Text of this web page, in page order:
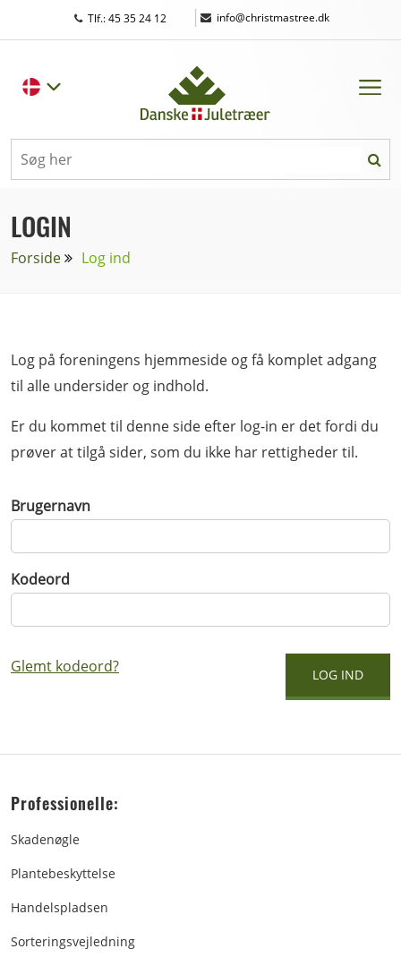
Tlf.: 45 35 24 12 | info@christmastree.dk
LOGIN
Forside Log ind
Log på foreningens hjemmeside og få komplet adgang
til alle undersider og indhold.
Er du kommet til denne side efter log-in er det fordi du
prøver at tilgå sider, som du ikke har rettigheder til.
Brugernavn
Kodeord
Glemt kodeord?
Professionelle:
Skadenøgle
Plantebeskyttelse
Handelspladsen
Sorteringsvejledning